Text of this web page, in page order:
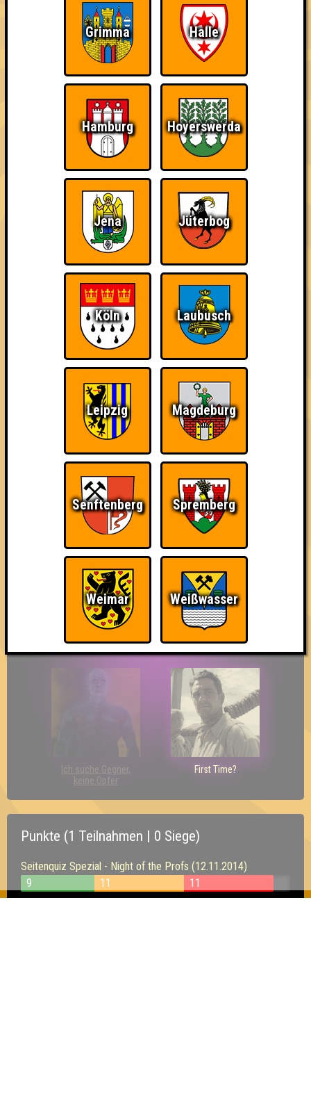
Knapp daneben!
Schon wieder zum
Wiederzehn macht
Quizveteran
Wir sind immer bei
Nerven aus Stahl
The Amount of
Teilnahmen is too
damn high
Ich war da, vor 3000
Da-Da Da! Da-Da Da!
Teil der Oberschicht So kurz vorm Sieg!
The Last of Us Wir sind ERSTER?! Streber
Eindeutiger Sieg Duelist Bin ich schon drin?
Ich suche Gegner,
keine Opfer
First Time?
Punkte (1 Teilnahmen | 0 Siege)
Seitenquiz Spezial - Night of the Profs (12.11.2014)
9
11 11
Grimma Halle
Hamburg Hoyerswerda
Jena Jüterbog
Köln Laubusch
Leipzig Magdeburg
Senftenberg Spremberg
Weimar Weißwasser